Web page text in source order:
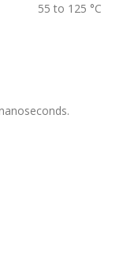
55 to 125 °C